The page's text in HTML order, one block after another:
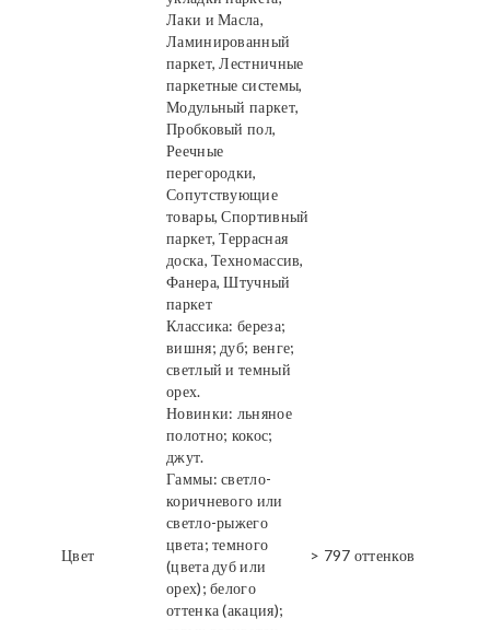
Лаки и Масла,
Ламинированный
паркет, Лестничные
паркетные системы,
Модульный паркет,
Пробковый пол,
Реечные
перегородки,
Сопутствующие
товары, Спортивный
паркет, Террасная
доска, Техномассив,
Фанера, Штучный
паркет
Цвет
Классика: береза;
вишня; дуб; венге;
светлый и темный
орех.
Новинки: льняное
полотно; кокос;
джут.
Гаммы: светло-
коричневого или
светло-рыжего
цвета; темного
(цвета дуб или
орех); белого
оттенка (акация);
> 797 оттенков